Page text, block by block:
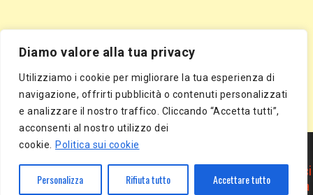
Diamo valore alla tua privacy
Utilizziamo i cookie per migliorare la tua esperienza di
navigazione, offrirti pubblicità o contenuti personalizzati
e analizzare il nostro traffico. Cliccando “Accetta tutti”,
acconsenti al nostro utilizzo dei
cookie.
Politica sui cookie
Personalizza Rifiuta tutto Accettare tutto
Segnala Sito Gratis| Segnala Azienda Gratis
Directory Gratis|Segnala Sito Gratis
Inserisci Azienda Gratis |Directory Gratis| Article Marketing
Inserisci
Articolo Gratis|Pubblica Articolo Gratis
Inserisci Comunicato Stampa